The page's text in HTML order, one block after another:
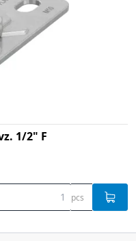
1/2" F
pcs